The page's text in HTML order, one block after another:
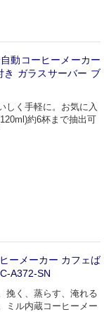
動コーヒーメーカー
き ガラスサーバー ブ
しく手軽に。お気に入
約6杯まで抽出可
ーメーカー カフェば
A372-SN
挽く、蒸らす、淹れる
ミル内蔵コーヒーメー